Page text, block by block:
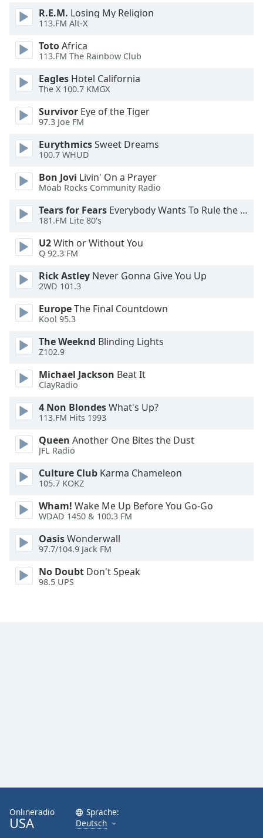
dialog
window.
Escape
cancel
and
close
Text
Color
Opacity
Text
Background
Background
Color
Opacity
Font
Size
Text
Edge
Style
Font
R.E.M. Losing My Religion
113.FM Alt-X
TotoAfrica
113.FM The Rainbow Club
Eagles Hotel California
The X 100.7 KMGX
Survivor Eye of the Tiger
97.3 Joe FM
EurythmicsSweet Dreams
100.7 WHUD
Bon Jovi Livin' On a Prayer
Moab Rocks Community Radio
Tears for Fears Everybody Wants To Rule the World
181.FM Lite 80's
U2With or Without You
Q 92.3 FM
Rick Astley Never Gonna Give You Up
2WD 101.3
EuropeThe Final Countdown
Kool 95.3
The Weeknd Blinding Lights
Z102.9
Michael Jackson Beat It
ClayRadio
4 Non BlondesWhat's Up?
113.FM Hits 1993
Queen Another One Bites the Dust
JFL Radio
Culture Club Karma Chameleon
105.7 KOKZ
Wham! Wake Me Up Before You Go-Go
WDAD 1450 & 100.3 FM
OasisWonderwall
97.7/104.9 Jack FM
No Doubt Don't Speak
98.5 UPS
Onlineradio
USA
Sprache:
Deutsch